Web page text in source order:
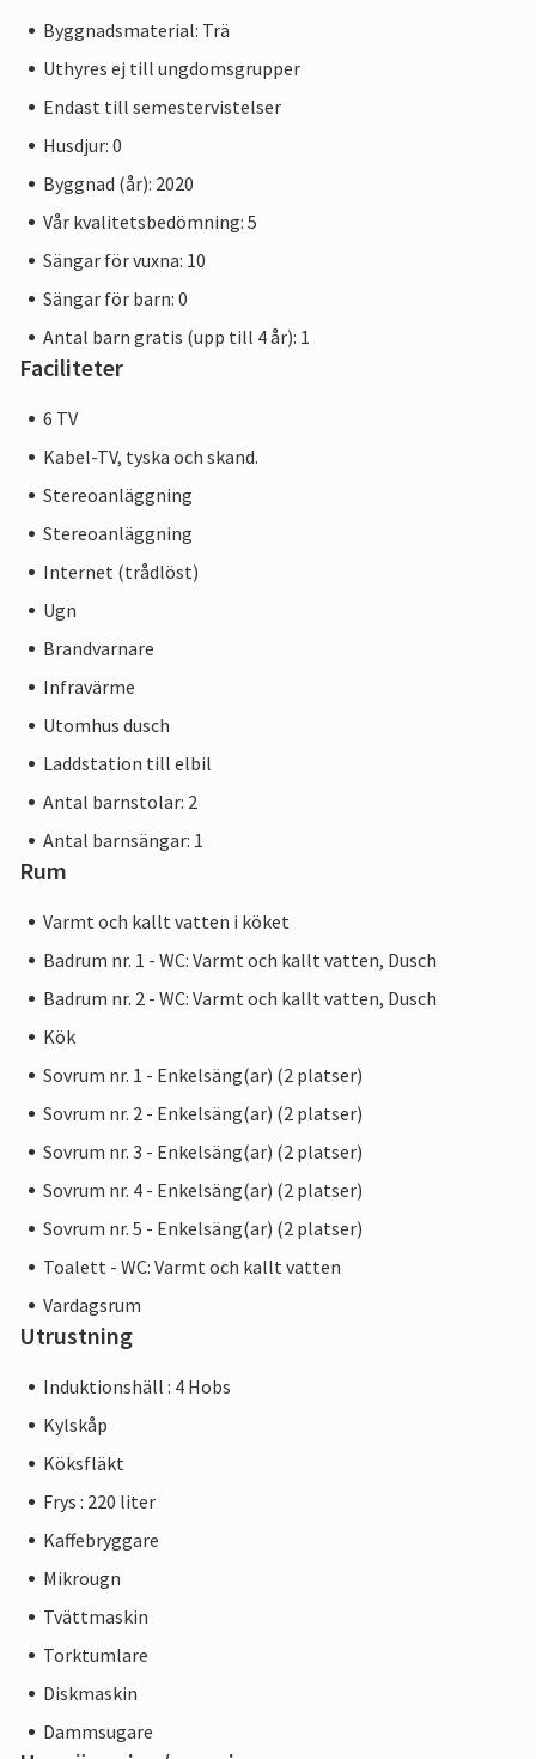
Byggnadsmaterial: Trä
Uthyres ej till ungdomsgrupper
Endast till semestervistelser
Husdjur: 0
Byggnad (år): 2020
Vår kvalitetsbedömning: 5
Sängar för vuxna: 10
Sängar för barn: 0
Antal barn gratis (upp till 4 år): 1
Faciliteter
6 TV
Kabel-TV, tyska och skand.
Stereoanläggning
Stereoanläggning
Internet (trådlöst)
Ugn
Brandvarnare
Infravärme
Utomhus dusch
Laddstation till elbil
Antal barnstolar: 2
Antal barnsängar: 1
Rum
Varmt och kallt vatten i köket
Badrum nr. 1 - WC: Varmt och kallt vatten, Dusch
Badrum nr. 2 - WC: Varmt och kallt vatten, Dusch
Kök
Sovrum nr. 1 - Enkelsäng(ar) (2 platser)
Sovrum nr. 2 - Enkelsäng(ar) (2 platser)
Sovrum nr. 3 - Enkelsäng(ar) (2 platser)
Sovrum nr. 4 - Enkelsäng(ar) (2 platser)
Sovrum nr. 5 - Enkelsäng(ar) (2 platser)
Toalett - WC: Varmt och kallt vatten
Vardagsrum
Utrustning
Induktionshäll : 4 Hobs
Kylskåp
Köksfläkt
Frys : 220 liter
Kaffebryggare
Mikrougn
Tvättmaskin
Torktumlare
Diskmaskin
Dammsugare